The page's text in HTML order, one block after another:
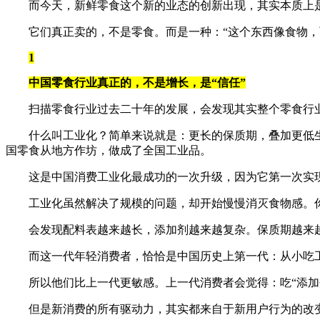
而今天，新鲜零食这个新的业态的创新出现，其实本质
它们真正卖的，不是零食。而是一种：“这个东西像食物
1
中国零食行业真正的，不是增长，是“信任”
扫描零食行业过去二十年的发展，会发现其实整个零食
什么叫工业化？简单来说就是：更长的保质期，叠加更
国零食从地方作坊，做成了全国工业品。
这是中国消费工业化最成功的一次升级，因为它第一次
工业化虽然解决了规模的问题，却开始慢慢消灭食物感
会发现配料表越来越长，添加剂越来越复杂。保质期越
而这一代年轻消费者，恰恰是中国历史上第一代：从小吃
所以他们比上一代更敏感。上一代消费者会觉得：吃“添
但是新消费的所有驱动力，其实都来自于新用户行为的